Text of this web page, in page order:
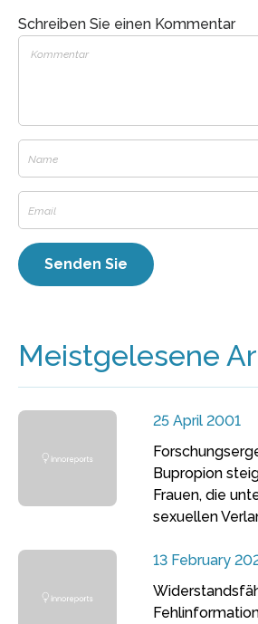
Schreiben Sie einen Kommentar
Meistgelesene
25 April 2001
Bupropion
Frauen, die
sexuellen
13 February